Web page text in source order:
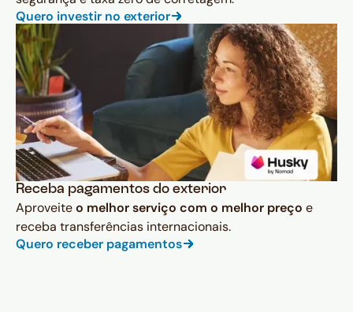
Quero investir no exterior
Receba pagamentos do exterior
Aproveiteo melhor serviço com o melhor preço e
receba transferências internacionais.
Quero receber pagamentos